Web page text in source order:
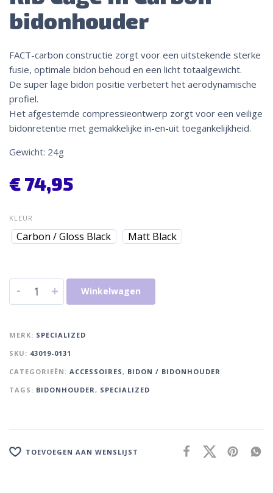
bidonhouder
FACT-carbon constructie zorgt voor een uitstekende sterke
fusie, optimale bidon behoud en een licht totaalgewicht.
De super lage bidon positie verbetert het aerodynamische
profiel.
Het afgestemde compressieontwerp zorgt voor een veilige
bidonretentie met gemakkelijke in-en-uit toegankelijkheid.
Gewicht: 24g
€74,95
KLEUR
Carbon / Gloss Black Matt Black
- + Winkelwagen
MERK: SPECIALIZED
SKU: 43019-0131
CATEGORIEËN: ACCESSOIRES , BIDON / BIDONHOUDER
TAGS: BIDONHOUDER , SPECIALIZED
TOEVOEGEN AAN WENSLIJST